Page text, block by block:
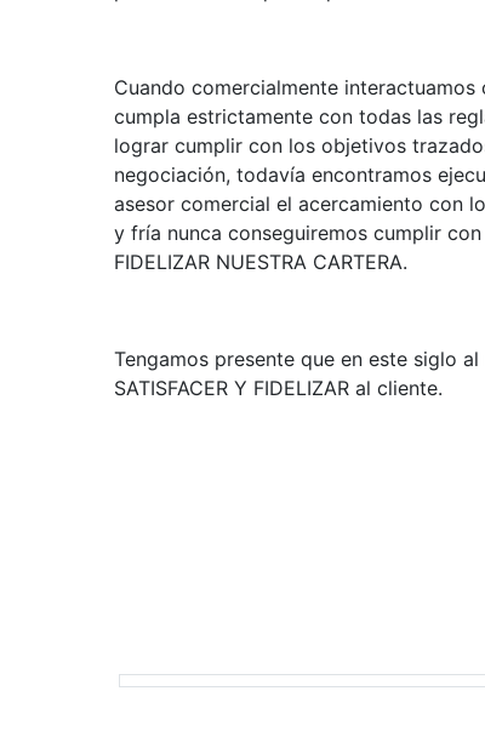
Cuando comercialmente
cumpla estrictamente con todas las
lograr cumplir con los objetivos
negociación, todavía encontramos
asesor comercial el acercamiento con
y fría nunca conseguiremos cumplir
FIDELIZAR NUESTRA CARTERA.
Tengamos presente que en este siglo
SATISFACER Y FIDELIZAR al cliente.